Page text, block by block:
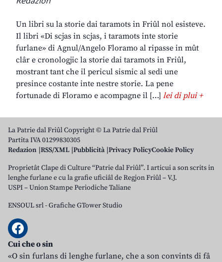
Un libri su la storie dai taramots in Friûl nol esisteve.
Il libri «Di scjas in scjas, i taramots inte storie
furlane» di Agnul/Angelo Floramo al ripasse in mût
clâr e cronologjic la storie dai taramots in Friûl,
mostrant tant che il pericul sismic al sedi une
presince costante inte nestre storie. La pene
fortunade di Floramo e acompagne il […] lei di plui +
La Patrie dal Friûl Copyright © La Patrie dal Friûl
Partita IVA 01299830305
Redazion RSS/XML Pubblicità Privacy PolicyCookie Policy
Proprietât Clape di Culture “Patrie dal Friûl”. I articui a son scrits in
lenghe furlane e cu la grafie uficiâl de Regjon Friûl – V.J.
USPI – Union Stampe Periodiche Taliane
ENSOUL srl-Grafiche GTower Studio
Cui che o sin
«O sin furlans di lenghe furlane, che a son convints di fâ